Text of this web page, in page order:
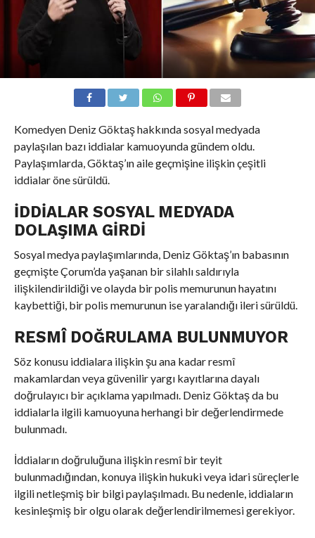
Komedyen Deniz Göktaş hakkında sosyal medyada
paylaşılan bazı iddialar kamuoyunda gündem oldu.
Paylaşımlarda, Göktaş’ın aile geçmişine ilişkin çeşitli
iddialar öne sürüldü.
İDDIALAR SOSYAL MEDYADA
DOLAŞIMA GIRDI
Sosyal medya paylaşımlarında, Deniz Göktaş’ın babasının
geçmişte Çorum’da yaşanan bir silahlı saldırıyla
ilişkilendirildiği ve olayda bir polis memurunun hayatını
kaybettiği, bir polis memurunun ise yaralandığı ileri sürüldü.
RESMÎ DOĞRULAMA BULUNMUYOR
Söz konusu iddialara ilişkin şu ana kadar resmî
makamlardan veya güvenilir yargı kayıtlarına dayalı
doğrulayıcı bir açıklama yapılmadı. Deniz Göktaş da bu
iddialarla ilgili kamuoyuna herhangi bir değerlendirmede
bulunmadı.
İddiaların doğruluğuna ilişkin resmî bir teyit
bulunmadığından, konuya ilişkin hukuki veya idari süreçlerle
ilgili netleşmiş bir bilgi paylaşılmadı. Bu nedenle, iddiaların
kesinleşmiş bir olgu olarak değerlendirilmemesi gerekiyor.